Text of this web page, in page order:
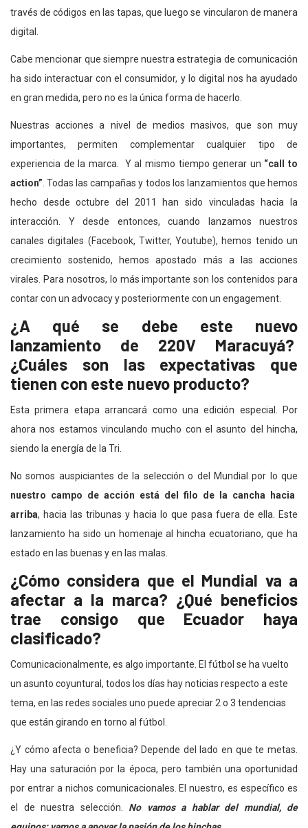
través de códigos en las tapas, que luego se vincularon de manera
digital.
Cabe mencionar que siempre nuestra estrategia de comunicación
ha sido interactuar con el consumidor, y lo digital nos ha ayudado
en gran medida, pero no es la única forma de hacerlo.
Nuestras acciones a nivel de medios masivos, que son muy
importantes, permiten complementar cualquier tipo de
experiencia de la marca. Y al mismo tiempo generar un “call to
action”. Todas las campañas y todos los lanzamientos que hemos
hecho desde octubre del 2011 han sido vinculadas hacia la
interacción. Y desde entonces, cuando lanzamos nuestros
canales digitales (Facebook, Twitter, Youtube), hemos tenido un
crecimiento sostenido, hemos apostado más a las acciones
virales. Para nosotros, lo más importante son los contenidos para
contar con un advocacy y posteriormente con un engagement.
¿A qué se debe este nuevo
lanzamiento de 220V Maracuyá?
¿Cuáles son las expectativas que
tienen con este nuevo producto?
Esta primera etapa arrancará como una edición especial. Por
ahora nos estamos vinculando mucho con el asunto del hincha,
siendo la energía de la Tri.
No somos auspiciantes de la selección o del Mundial por lo que
nuestro campo de acción está del filo de la cancha hacia
arriba, hacia las tribunas y hacia lo que pasa fuera de ella. Este
lanzamiento ha sido un homenaje al hincha ecuatoriano, que ha
estado en las buenas y en las malas.
¿Cómo considera que el Mundial va a
afectar a la marca? ¿Qué beneficios
trae consigo que Ecuador haya
clasificado?
Comunicacionalmente, es algo importante. El fútbol se ha vuelto
un asunto coyuntural, todos los días hay noticias respecto a este
tema, en las redes sociales uno puede apreciar 2 o 3 tendencias
que están girando en torno al fútbol.
¿Y cómo afecta o beneficia? Depende del lado en que te metas.
Hay una saturación por la época, pero también una oportunidad
por entrar a nichos comunicacionales. El nuestro, es específico es
el de nuestra selección. No vamos a hablar del mundial, de